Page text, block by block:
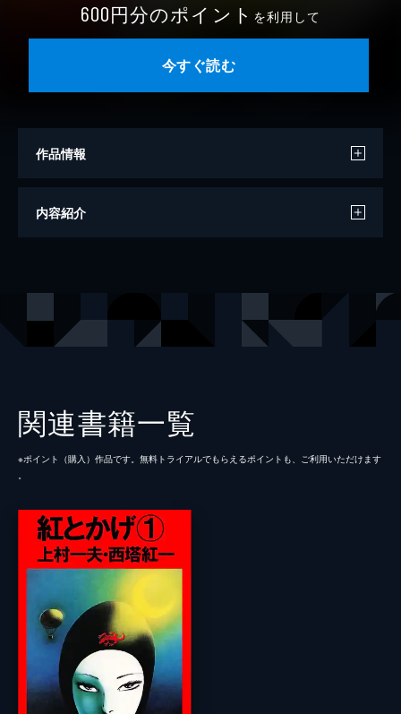
600円分のポイント を利用して
今すぐ読む
作品情報
著者
内容紹介
関連書籍一覧
※ポイント（購⼊）作品です。無料トライアルでもらえるポイントも、ご利⽤いただけます
。